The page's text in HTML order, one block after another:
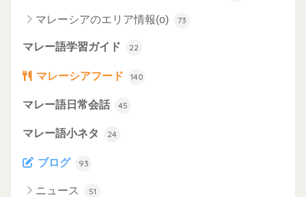
マレーシアのエリア情報(o) 73
マレー語学習ガイド 22
マレーシアフード 140
マレー語日常会話 45
マレー語小ネタ 24
ブログ 93
ニュース 51